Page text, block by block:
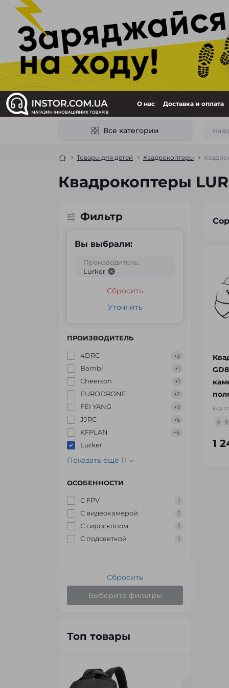
О нас Доставка и оплата
Все категории
Товары для детей Квадрокоптеры
Квадрокоптеры
Фильтр
Вы выбрали:
Производитель:
Lurker
Сбросить
Уточнить
ПРОИЗВОДИТЕЛЬ
4DRC +3
Bambi +1
Cheerson +1
EURODRONE +2
FEI YANG +3
JJRC +5
KFPLAN +6
Lurker
Показать еще 11
ОСОБЕННОСТИ
С FPV 1
С видеокамерой 1
С гироскопом 1
С подсветкой 1
Сбросить
Выберите фильтры
Топ товары
Код
1